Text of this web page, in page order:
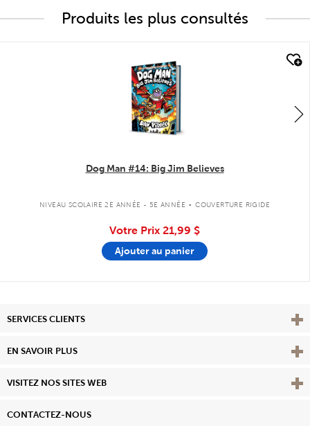
Produits les plus consultés
Dog Man #14: Big Jim Believes
NIVEAU SCOLAIRE 2E ANNÉE - 5E ANNÉE . COUVERTURE RIGIDE
Votre Prix 21,99 $
Ajouter au panier
SERVICES CLIENTS
EN SAVOIR PLUS View
VISITEZ NOS SITES WEB
CONTACTEZ-NOUS